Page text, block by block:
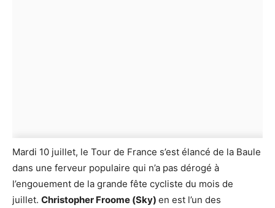
Mardi 10 juillet, le Tour de France s’est élancé de la Baule
dans une ferveur populaire qui n’a pas dérogé à
l’engouement de la grande fête cycliste du mois de
juillet. Christopher Froome (Sky) en est l’un des